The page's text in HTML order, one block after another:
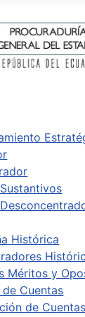
for
Histórica
Méritos y
Cuentas
de